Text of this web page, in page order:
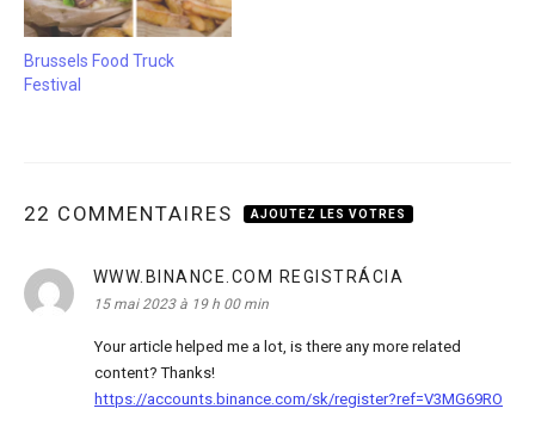
Brussels Food Truck
Festival
22 COMMENTAIRES AJOUTEZ LES VOTRES
WWW.BINANCE.COM REGISTRÁCIA
15 mai 2023 à 19 h 00 min
Your article helped me a lot, is there any more related
content? Thanks!
https://accounts.binance.com/sk/register?ref=V3MG69RO